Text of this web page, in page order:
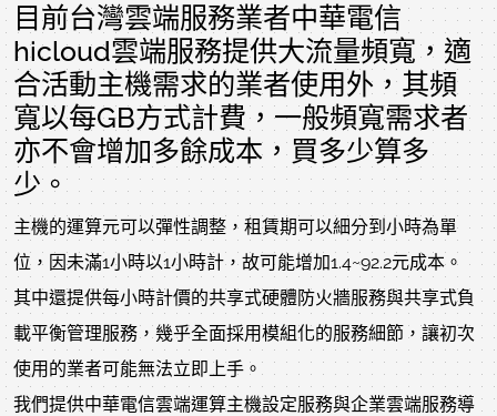
目前台灣雲端服務業者中華電信
hicloud雲端服務提供大流量頻寬，適
合活動主機需求的業者使用外，其頻
寬以每GB方式計費，一般頻寬需求者
亦不會增加多餘成本，買多少算多
少。
主機的運算元可以彈性調整，租賃期可以細分到小時為單
位，因未滿1小時以1小時計，故可能增加1.4~92.2元成本。
其中還提供每小時計價的共享式硬體防火牆服務與共享式負
載平衡管理服務，幾乎全面採用模組化的服務細節，讓初次
使用的業者可能無法立即上手。
我們提供中華電信雲端運算主機設定服務與企業雲端服務導